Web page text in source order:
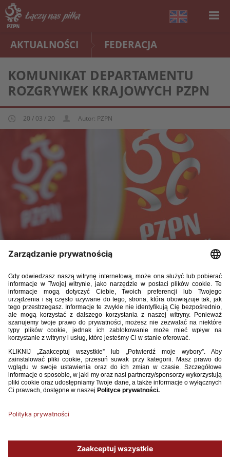
AKTUALNOŚCI FEDERACJA
KOMUNIKAT DEPARTAMENTU
ROZGRYWEK KRAJOWYCH PZPN
20 / 03 / 20 Autor: PZPN
Departament Rozgrywek Krajowych PZPN informuje, że
w związku z aktualną sytuacją związaną z wprowadzonym
stanem zagrożenia epidemicznego i wynikającym z tego
przedłużającym się brakiem możliwości kontynuacji
rozgrywek w zaplanowanym pierwotnie okresie, mecze
Fortuna I ligi, II ligi, III ligi oraz pozostałych klas
rozgrywkowych piłki nożnej i futsalu, kobiet i mężczyzn,
wszystkich kategorii wiekowych zostają odwołane do 26
kwietnia 2020 r. włącznie.
O ewentualnych decyzjach w zakresie wznowienia rozgrywek przed
meczów lub konieczności odwołania kolejnych zawodów,
poinformujemy niezwłocznie po ich podjęciu.
Używamy plików cookies, aby ułatwić Ci korzystanie z naszego serwisu